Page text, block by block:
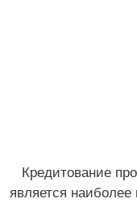
Кредитование
является